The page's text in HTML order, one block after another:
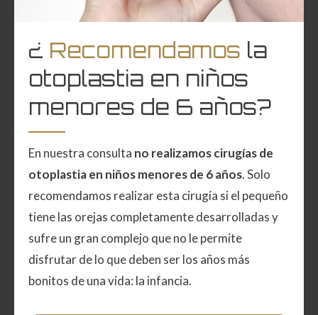
¿ Recomendamos la
otoplastia en niños
menores de 6 años?
En nuestra consulta no realizamos cirugías de
otoplastia en niños menores de 6 años. Solo
recomendamos realizar esta cirugía si el pequeño
tiene las orejas completamente desarrolladas y
sufre un gran complejo que no le permite
disfrutar de lo que deben ser los años más
bonitos de una vida: la infancia.